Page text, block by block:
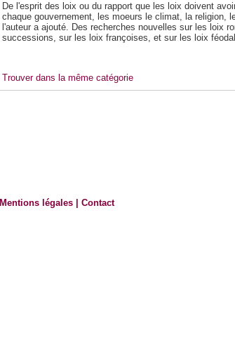
De l'esprit des loix ou du rapport que les loix doivent
chaque gouvernement, les moeurs le climat, la religion,
l'auteur a ajouté. Des recherches nouvelles sur les loix
successions, sur les loix françoises, et sur les loix
Trouver dans la même catégorie
Mentions légales |Contact